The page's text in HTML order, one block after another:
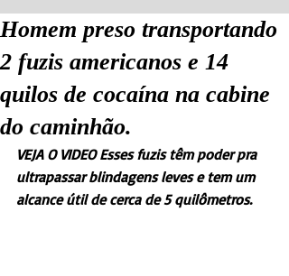
Homem preso transportando
2 fuzis americanos e 14
quilos de cocaína na cabine
do caminhão.
VEJA O VIDEO Esses fuzis têm poder pra
ultrapassar blindagens leves e tem um
alcance útil de cerca de 5 quilômetros.